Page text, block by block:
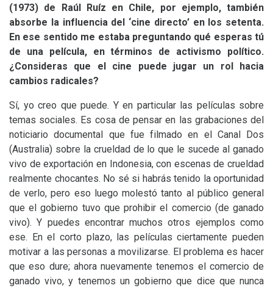
(1973) de Raúl Ruíz en Chile, por ejemplo, también
absorbe la influencia del ‘cine directo’ en los setenta.
En ese sentido me estaba preguntando qué esperas tú
de una película, en términos de activismo político.
¿Consideras que el cine puede jugar un rol hacia
cambios radicales?
Sí, yo creo que puede. Y en particular las películas sobre
temas sociales. Es cosa de pensar en las grabaciones del
noticiario documental que fue filmado en el Canal Dos
(Australia) sobre la crueldad de lo que le sucede al ganado
vivo de exportación en Indonesia, con escenas de crueldad
realmente chocantes. No sé si habrás tenido la oportunidad
de verlo, pero eso luego molestó tanto al público general
que el gobierno tuvo que prohibir el comercio (de ganado
vivo). Y puedes encontrar muchos otros ejemplos como
ese. En el corto plazo, las películas ciertamente pueden
motivar a las personas a movilizarse. El problema es hacer
que eso dure; ahora nuevamente tenemos el comercio de
ganado vivo, y tenemos un gobierno que dice que nunca